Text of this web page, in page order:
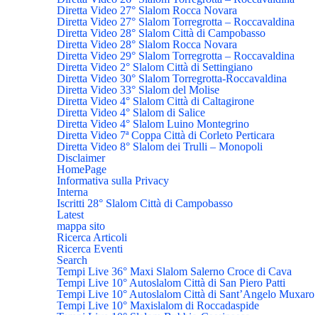
Diretta Video 27° Slalom Rocca Novara
Diretta Video 27° Slalom Torregrotta – Roccavaldina
Diretta Video 28° Slalom Città di Campobasso
Diretta Video 28° Slalom Rocca Novara
Diretta Video 29° Slalom Torregrotta – Roccavaldina
Diretta Video 2° Slalom Città di Settingiano
Diretta Video 30° Slalom Torregrotta-Roccavaldina
Diretta Video 33° Slalom del Molise
Diretta Video 4° Slalom Città di Caltagirone
Diretta Video 4° Slalom di Salice
Diretta Video 4° Slalom Luino Montegrino
Diretta Video 7ª Coppa Città di Corleto Perticara
Diretta Video 8° Slalom dei Trulli – Monopoli
Disclaimer
HomePage
Informativa sulla Privacy
Interna
Iscritti 28° Slalom Città di Campobasso
Latest
mappa sito
Ricerca Articoli
Ricerca Eventi
Search
Tempi Live 36° Maxi Slalom Salerno Croce di Cava
Tempi Live 10° Autoslalom Città di San Piero Patti
Tempi Live 10° Autoslalom Città di Sant’Angelo Muxaro
Tempi Live 10° Maxislalom di Roccadaspide